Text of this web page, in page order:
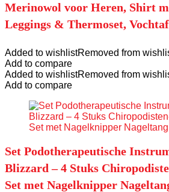
Merinowol voor Heren, Shirt
Leggings & Thermoset,
Added to wishlistRemoved from
Add to compare
Added to wishlistRemoved from
Add to compare
Set Podotherapeutische
Blizzard – 4 Stuks
Set met Nagelknipper